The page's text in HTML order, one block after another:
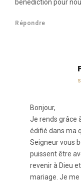
bénédiction pour
Répondre
Bonjour,
Je rends grâce
édifié dans ma
Seigneur vous
puissent être
revenir à Dieu
mariage. Je me